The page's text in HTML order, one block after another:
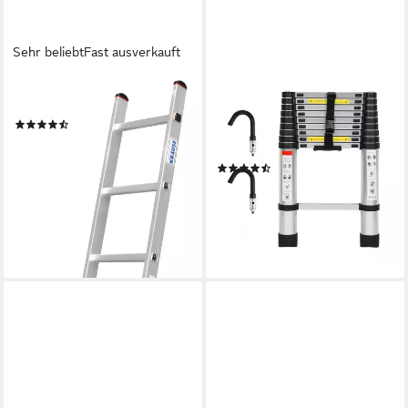
Sehr beliebtFast ausverkauft
Anlegeleiter CORDA
UVP151,00 €
lieferbar - in 5-6 Werktagen bei dir
Teleskopleiter Teleskopleiter
Alu 2,6~5m Ausziehleiter
Anlegeleiter bis 150kg
(23)
ab 59,99 € UVP